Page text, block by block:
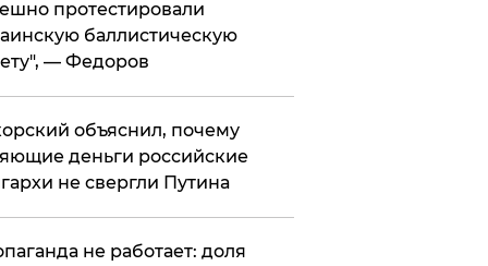
протестировали
баллистическую
— Федоров
объяснил, почему
деньги российские
не свергли Путина
не работает: доля